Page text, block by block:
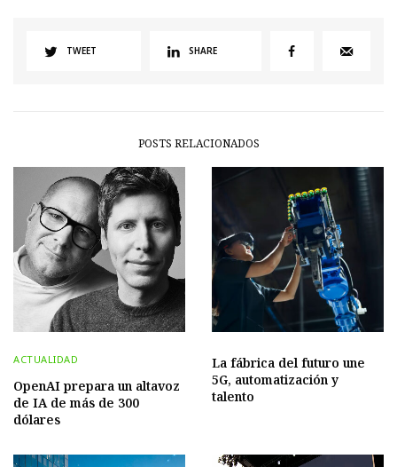
TWEET SHARE
POSTS RELACIONADOS
ACTUALIDAD
OpenAI prepara un altavoz
de IA de más de 300
dólares
La fábrica del futuro une
5G, automatización y
talento